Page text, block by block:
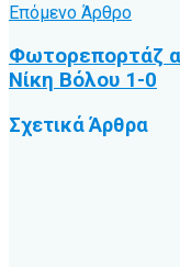
Επόμενο Άρθρο
Φωτορεπορτάζ
Νίκη Βόλου 1-0
ΣχετικάΆρθρα